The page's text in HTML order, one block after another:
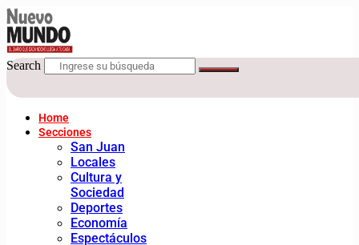
Search
Home
Secciones
San Juan
Locales
Cultura y
Sociedad
Deportes
Economía
Espectáculos